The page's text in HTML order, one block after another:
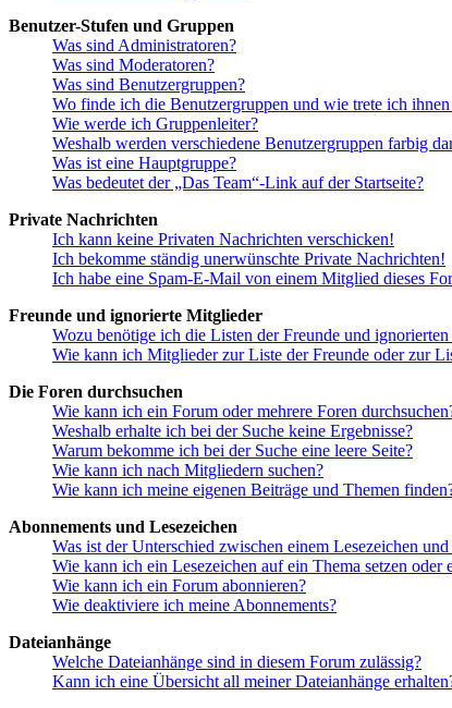
Benutzer-Stufen und Gruppen
Was sind Administratoren?
Was sind Moderatoren?
Was sind Benutzergruppen?
Wo finde ich die Benutzergruppen und wie trete ich
Wie werde ich Gruppenleiter?
Weshalb werden verschiedene Benutzergruppen farbig
Was ist eine Hauptgruppe?
Was bedeutet der „Das Team“-Link auf der Startseite?
Private Nachrichten
Ich kann keine Privaten Nachrichten verschicken!
Ich bekomme ständig unerwünschte Private Nachrichten!
Ich habe eine Spam-E-Mail von einem Mitglied dieses
Freunde und ignorierte Mitglieder
Wozu benötige ich die Listen der Freunde und
Wie kann ich Mitglieder zur Liste der Freunde oder zur
Die Foren durchsuchen
Wie kann ich ein Forum oder mehrere Foren
Weshalb erhalte ich bei der Suche keine Ergebnisse?
Warum bekomme ich bei der Suche eine leere Seite?
Wie kann ich nach Mitgliedern suchen?
Wie kann ich meine eigenen Beiträge und Themen
Abonnements und Lesezeichen
Was ist der Unterschied zwischen einem Lesezeichen
Wie kann ich ein Lesezeichen auf ein Thema setzen oder
Wie kann ich ein Forum abonnieren?
Wie deaktiviere ich meine Abonnements?
Dateianhänge
Welche Dateianhänge sind in diesem Forum zulässig?
Kann ich eine Übersicht all meiner Dateianhänge